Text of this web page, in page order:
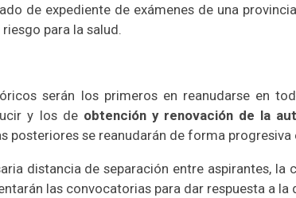
de expediente de exámenes de una
para la salud.
serán los primeros en reanudarse en
y los de obtención y renovación de la
posteriores se reanudarán de forma
distancia de separación entre aspirantes,
las convocatorias para dar respuesta a la